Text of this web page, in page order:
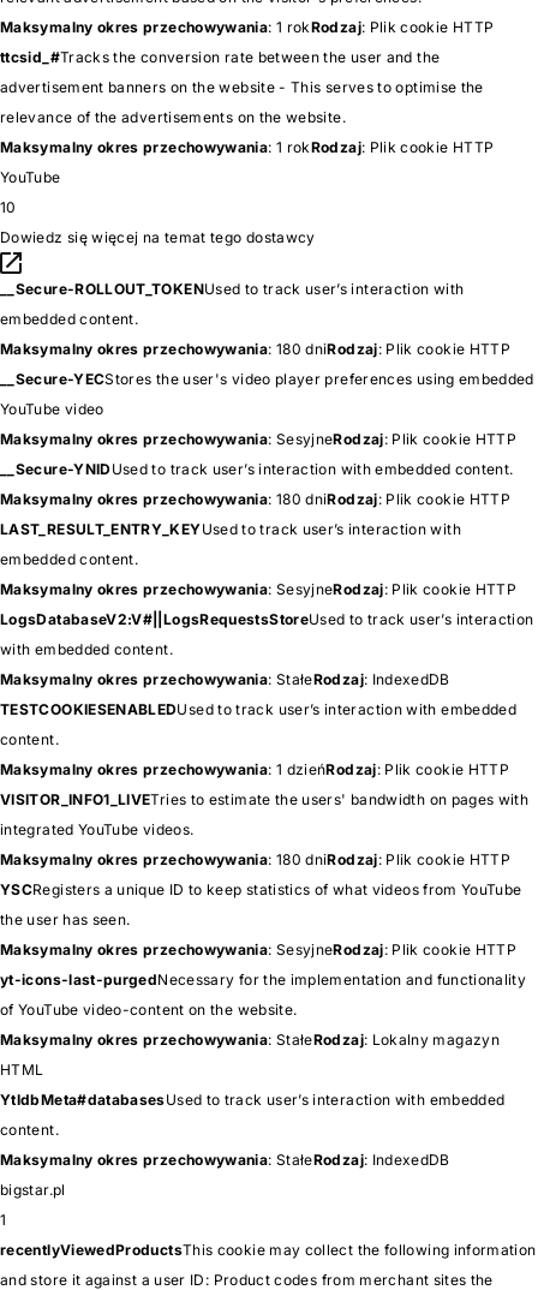
Maksymalny okres przechowywania: 1 rokRodzaj: Plik cookie HTTP
ttcsid_#Tracks the conversion rate between the user and the
advertisement banners on the website - This serves to optimise the
relevance of the advertisements on the website.
Maksymalny okres przechowywania: 1 rokRodzaj: Plik cookie HTTP
YouTube
10
Dowiedz się więcej na temat tego dostawcy
__Secure-ROLLOUT_TOKENUsed to track user’s interaction with
embedded content.
Maksymalny okres przechowywania: 180 dniRodzaj: Plik cookie HTTP
__Secure-YECStores the user's video player preferences using embedded
YouTube video
Maksymalny okres przechowywania: SesyjneRodzaj: Plik cookie HTTP
__Secure-YNID Used to track user’s interaction with embedded content.
Maksymalny okres przechowywania: 180 dniRodzaj: Plik cookie HTTP
LAST_RESULT_ENTRY_KEYUsed to track user’s interaction with
embedded content.
Maksymalny okres przechowywania: SesyjneRodzaj: Plik cookie HTTP
LogsDatabaseV2:V#||LogsRequestsStoreUsed to track user’s interaction
with embedded content.
Maksymalny okres przechowywania: StałeRodzaj: IndexedDB
TESTCOOKIESENABLEDUsed to track user’s interaction with embedded
content.
Maksymalny okres przechowywania: 1 dzieńRodzaj: Plik cookie HTTP
VISITOR_INFO1_LIVETries to estimate the users' bandwidth on pages with
integrated YouTube videos.
Maksymalny okres przechowywania: 180 dniRodzaj: Plik cookie HTTP
YSCRegisters a unique ID to keep statistics of what videos from YouTube
the user has seen.
Maksymalny okres przechowywania: SesyjneRodzaj: Plik cookie HTTP
yt-icons-last-purgedNecessary for the implementation and functionality
of YouTube video-content on the website.
Maksymalny okres przechowywania: StałeRodzaj: Lokalny magazyn
HTML
YtIdbMeta#databasesUsed to track user’s interaction with embedded
content.
Maksymalny okres przechowywania: StałeRodzaj: IndexedDB
bigstar.pl
1
recentlyViewedProductsThis cookie may collect the following information
and store it against a user ID: Product codes from merchant sites the